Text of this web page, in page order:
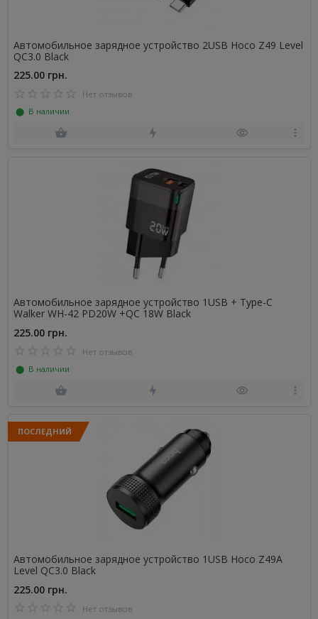
Автомобильное зарядное устройство 2USB Hoco Z49 Level
QC3.0 Black
225.00 грн.
Нет отзывов
⬤ В наличии
Автомобильное зарядное устройство 1USB + Type-C
Walker WH-42 PD20W +QC 18W Black
225.00 грн.
Нет отзывов
⬤ В наличии
ПОСЛЕДНИЙ
Автомобильное зарядное устройство 1USB Hoco Z49A
Level QC3.0 Black
225.00 грн.
Нет отзывов